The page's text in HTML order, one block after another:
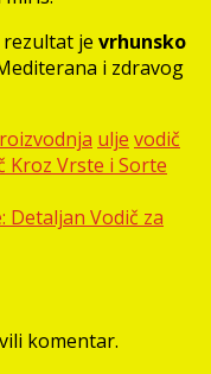
je vrhunsko
i zdravog
ulje vodič
Kroz Vrste i Sorte
Detaljan Vodič za
komentar.